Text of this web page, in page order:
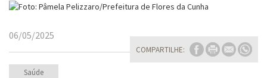
COMPARTILHE:
06/05/2025
Saúde